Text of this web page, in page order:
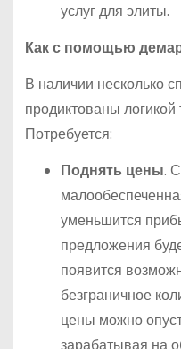
услуг для элиты.
Как с помощью
В наличии несколько
продиктованы
Потребуется:
Поднять цены.
уменьшится
предложения
появится
безграничное
цены можно
зарабатывая на